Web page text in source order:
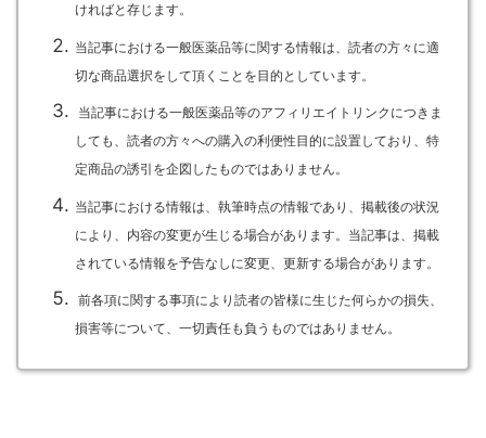
ければと存じます。
当記事における一般医薬品等に関する情報は、読者の方々に適
切な商品選択をして頂くことを目的としています。
当記事における一般医薬品等のアフィリエイトリンクにつきま
しても、読者の方々への購入の利便性目的に設置しており、特
定商品の誘引を企図したものではありません。
当記事における情報は、執筆時点の情報であり、掲載後の状況
により、内容の変更が生じる場合があります。当記事は、掲載
されている情報を予告なしに変更、更新する場合があります。
前各項に関する事項により読者の皆様に生じた何らかの損失、
損害等について、一切責任も負うものではありません。